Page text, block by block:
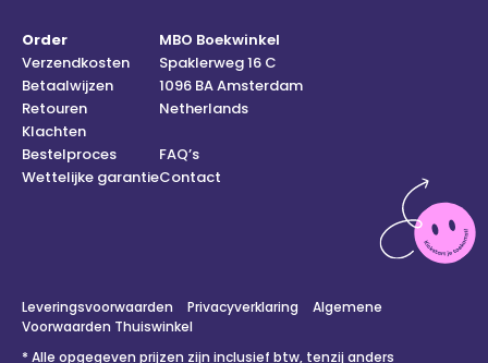
Order
Verzendkosten
Betaalwijzen
Retouren
Klachten
Bestelproces
Wettelijke garantie
MBO Boekwinkel
Spaklerweg 16 C
1096 BA Amsterdam
Netherlands
FAQ’s
Contact
Leveringsvoorwaarden Privacyverklaring
Algemene
Voorwaarden Thuiswinkel
* Alle opgegeven prijzen zijn inclusief btw, tenzij anders